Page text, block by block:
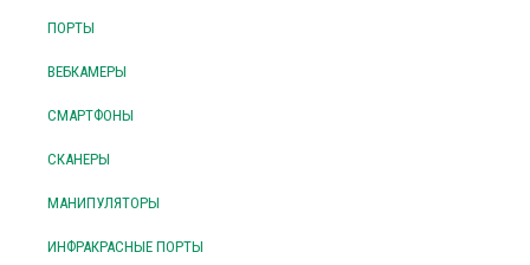
ПОРТЫ
ВЕБКАМЕРЫ
СМАРТФОНЫ
СКАНЕРЫ
МАНИПУЛЯТОРЫ
ИНФРАКРАСНЫЕ ПОРТЫ